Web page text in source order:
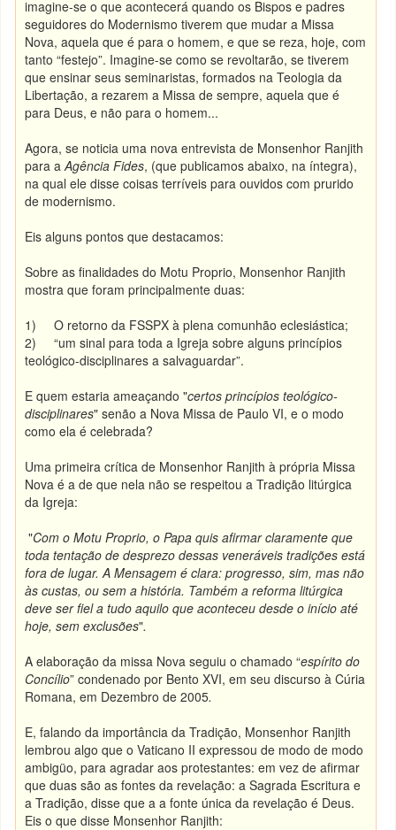
imagine-se o que acontecerá quando os Bispos e padres
seguidores do Modernismo tiverem que mudar a Missa
Nova, aquela que é para o homem, e que se reza, hoje, com
tanto “festejo”. Imagine-se como se revoltarão, se tiverem
que ensinar seus seminaristas, formados na Teologia da
Libertação, a rezarem a Missa de sempre, aquela que é
para Deus, e não para o homem...
Agora, se noticia uma nova entrevista de Monsenhor Ranjith
para aAgência Fides, (que publicamos abaixo, na íntegra),
na qual ele disse coisas terríveis para ouvidos com prurido
de modernismo.
Eis alguns pontos que destacamos:
Sobre as finalidades do Motu Proprio, Monsenhor Ranjith
mostra que foram principalmente duas:
1) O retorno da FSSPX à plena comunhão eclesiástica;
2) “um sinal para toda a Igreja sobre alguns princípios
teológico-disciplinares a salvaguardar”.
E quem estaria ameaçando "certos princípios teológico-
disciplinares" senão a Nova Missa de Paulo VI, e o modo
como ela é celebrada?
Uma primeira crítica de Monsenhor Ranjith à própria Missa
Nova é a de que nela não se respeitou a Tradição litúrgica
da Igreja:
"Com o Motu Proprio, o Papa quis afirmar claramente que
toda tentação de desprezo dessas veneráveis tradições está
fora de lugar. A Mensagem é clara: progresso, sim, mas não
às custas, ou sem a história. Também a reforma litúrgica
deve ser fiel a tudo aquilo que aconteceu desde o início até
hoje, sem exclusões".
A elaboração da missa Nova seguiu o chamado “espírito do
Concílio” condenado por Bento XVI, em seu discurso à Cúria
Romana, em Dezembro de 2005.
E, falando da importância da Tradição, Monsenhor Ranjith
lembrou algo que o Vaticano II expressou de modo de modo
ambigüo, para agradar aos protestantes: em vez de afirmar
que duas são as fontes da revelação: a Sagrada Escritura e
a Tradição, disse que a a fonte única da revelação é Deus.
Eis o que disse Monsenhor Ranjith: